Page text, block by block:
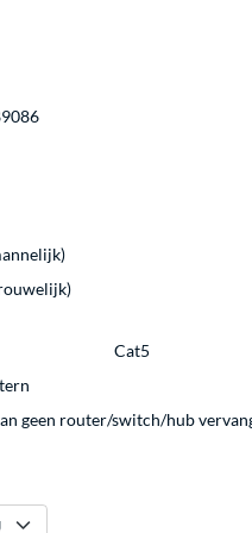
Cat5
geen router/switch/hub